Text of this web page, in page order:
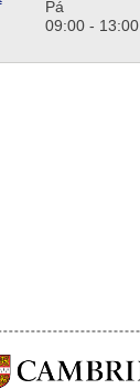
Pá
09:00 - 13:00